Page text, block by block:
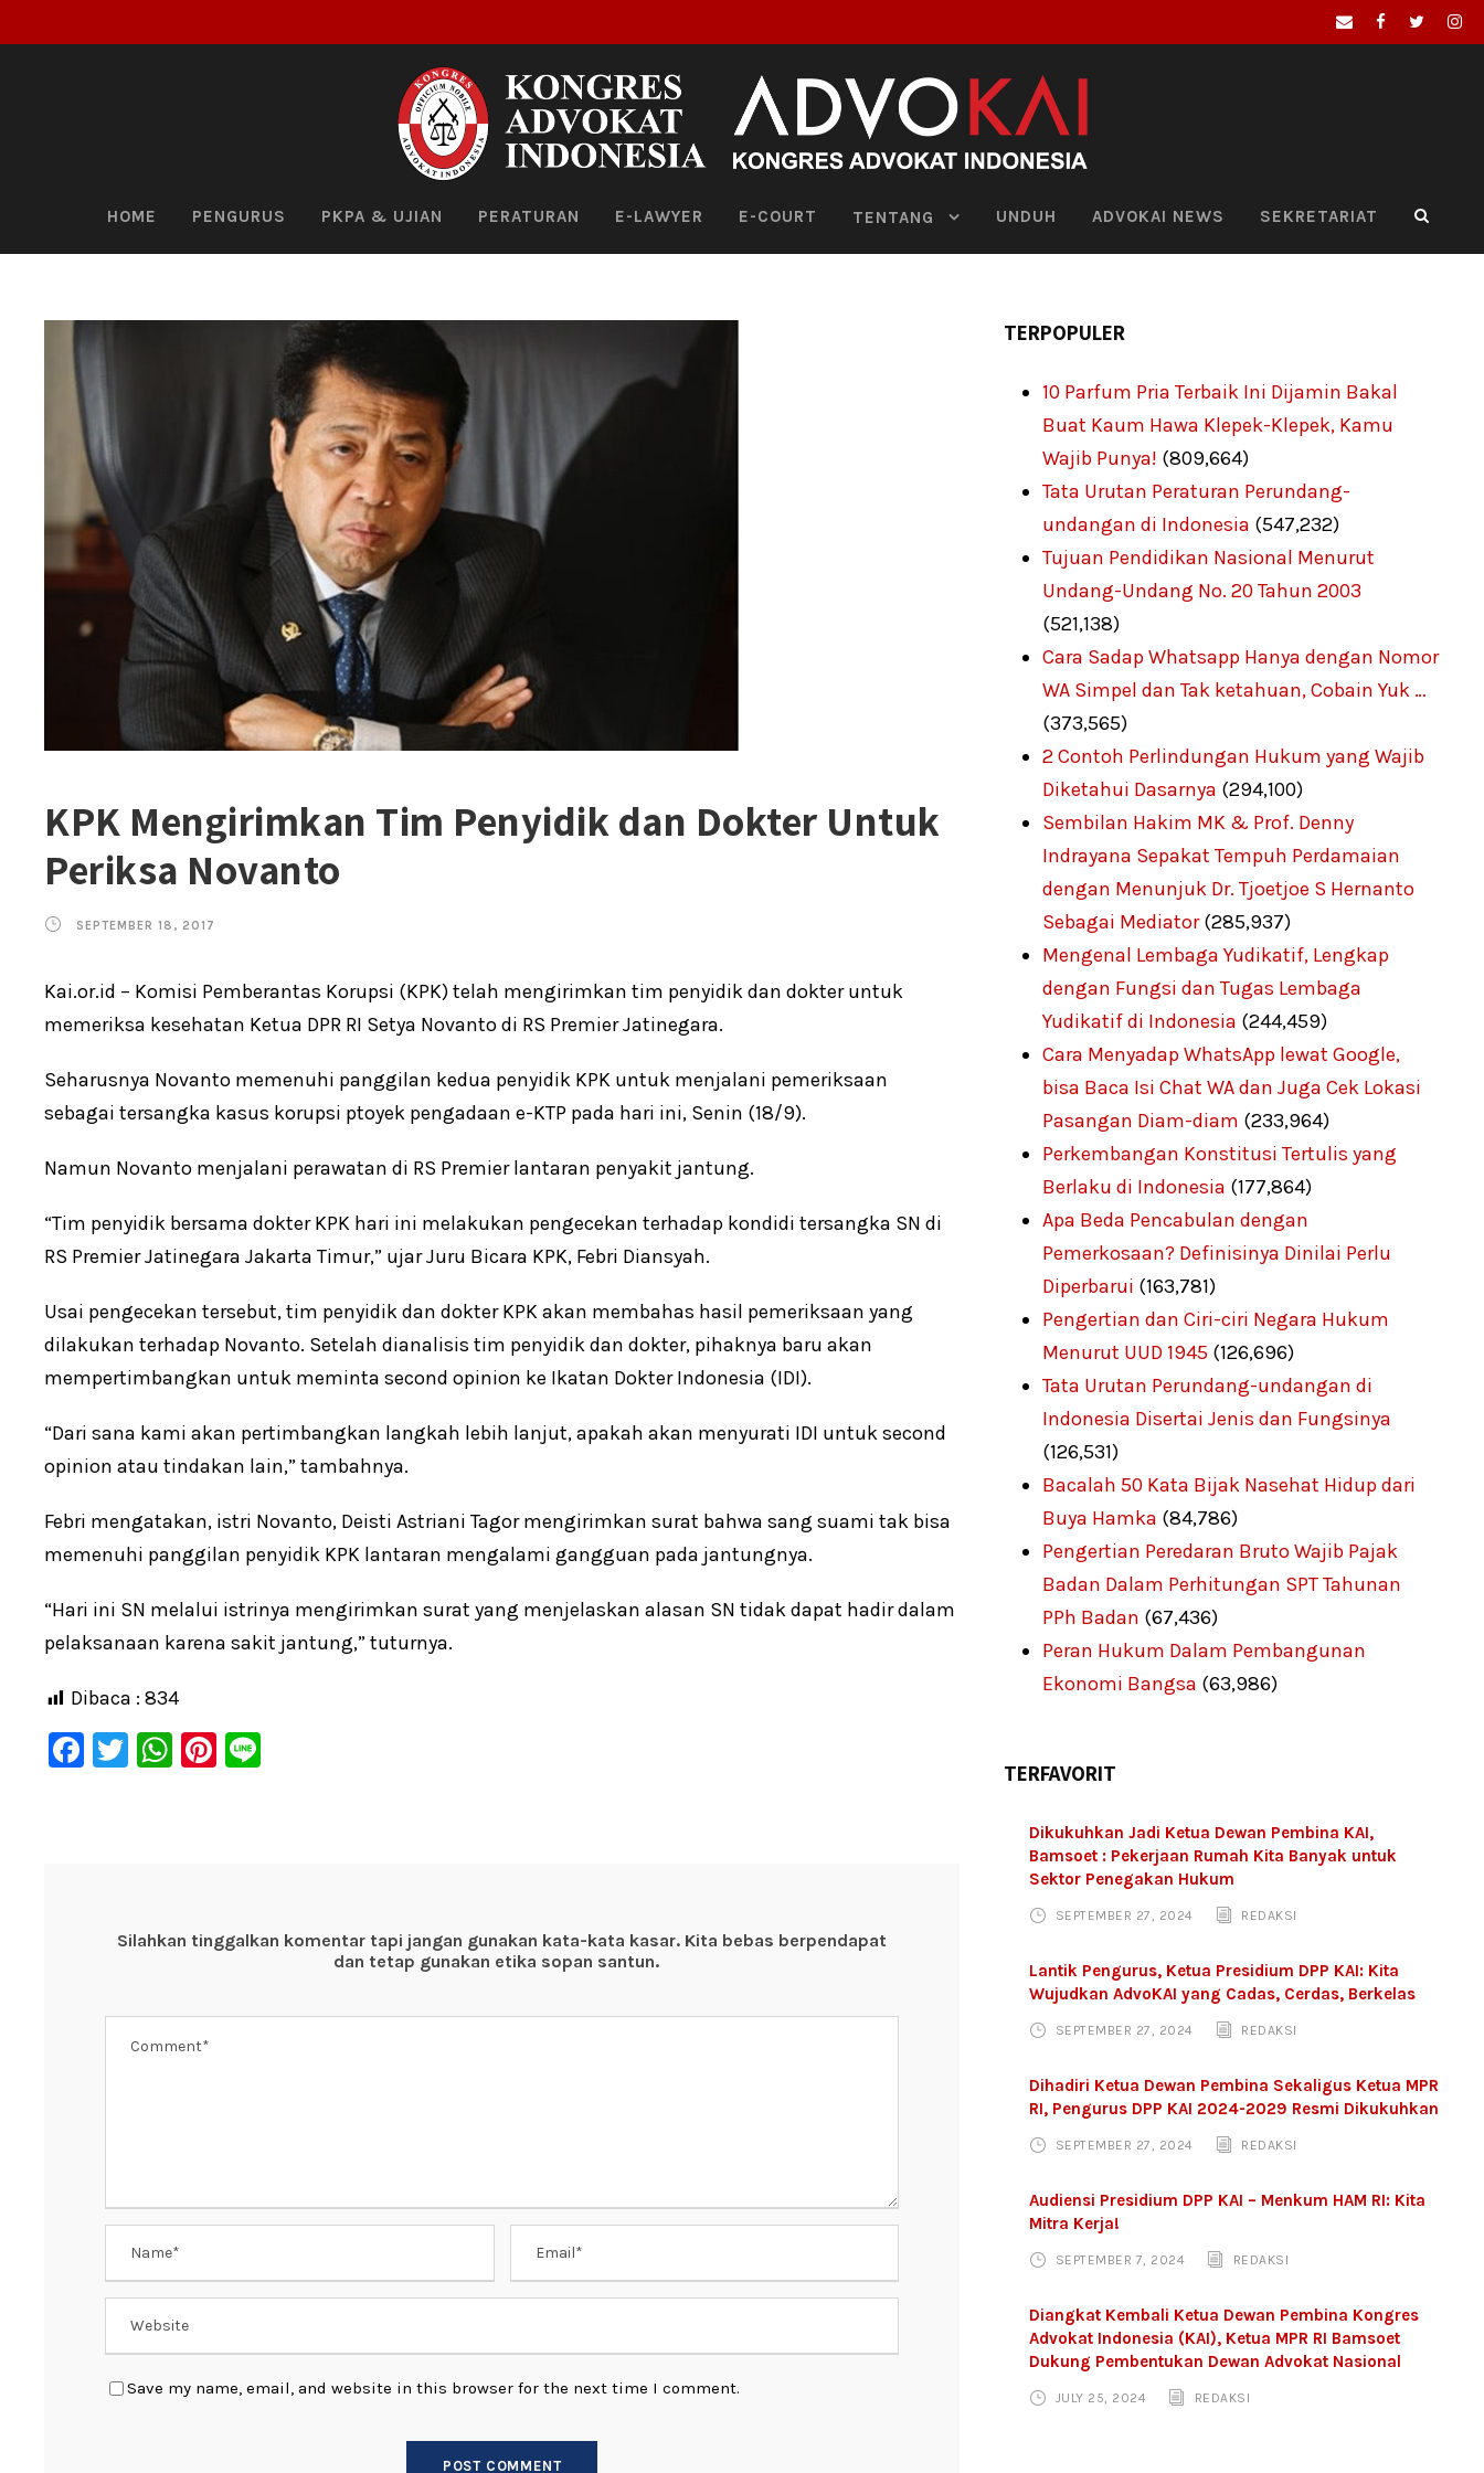
HOME PENGURUS PKPA & UJIAN PERATURAN E-LAWYER E-COURT TENTANG UNDUH ADVOKAI NEWS SEKRETARIAT
KPK Mengirimkan Tim Penyidik dan Dokter Untuk
Periksa Novanto
SEPTEMBER 18, 2017
Kai.or.id – Komisi Pemberantas Korupsi (KPK) telah mengirimkan tim penyidik dan dokter untuk
memeriksa kesehatan Ketua DPR RI Setya Novanto di RS Premier Jatinegara.
Seharusnya Novanto memenuhi panggilan kedua penyidik KPK untuk menjalani pemeriksaan
sebagai tersangka kasus korupsi ptoyek pengadaan e-KTP pada hari ini, Senin (18/9).
Namun Novanto menjalani perawatan di RS Premier lantaran penyakit jantung.
“Tim penyidik bersama dokter KPK hari ini melakukan pengecekan terhadap kondidi tersangka SN di
RS Premier Jatinegara Jakarta Timur,” ujar Juru Bicara KPK, Febri Diansyah.
Usai pengecekan tersebut, tim penyidik dan dokter KPK akan membahas hasil pemeriksaan yang
dilakukan terhadap Novanto. Setelah dianalisis tim penyidik dan dokter, pihaknya baru akan
mempertimbangkan untuk meminta second opinion ke Ikatan Dokter Indonesia (IDI).
“Dari sana kami akan pertimbangkan langkah lebih lanjut, apakah akan menyurati IDI untuk second
opinion atau tindakan lain,” tambahnya.
Febri mengatakan, istri Novanto, Deisti Astriani Tagor mengirimkan surat bahwa sang suami tak bisa
memenuhi panggilan penyidik KPK lantaran mengalami gangguan pada jantungnya.
“Hari ini SN melalui istrinya mengirimkan surat yang menjelaskan alasan SN tidak dapat hadir dalam
pelaksanaan karena sakit jantung,” tuturnya.
Dibaca : 834
F
T
W Pi
Silahkan tinggalkan komentar tapi jangan gunakan kata-kata kasar. Kita bebas berpendapat
dan tetap gunakan etika sopan santun.
Save my name, email, and website in this browser for the next time I comment.
TERPOPULER
10 Parfum Pria Terbaik Ini Dijamin Bakal
Buat Kaum Hawa Klepek-Klepek, Kamu
Wajib Punya! (809,664)
Tata Urutan Peraturan Perundang-
undangan di Indonesia (547,232)
Tujuan Pendidikan Nasional Menurut
Undang-Undang No. 20 Tahun 2003
(521,138)
Cara Sadap Whatsapp Hanya dengan Nomor
WA Simpel dan Tak ketahuan, Cobain Yuk …
(373,565)
2 Contoh Perlindungan Hukum yang Wajib
Diketahui Dasarnya (294,100)
Sembilan Hakim MK & Prof. Denny
Indrayana Sepakat Tempuh Perdamaian
dengan Menunjuk Dr. Tjoetjoe S Hernanto
Sebagai Mediator (285,937)
Mengenal Lembaga Yudikatif, Lengkap
dengan Fungsi dan Tugas Lembaga
Yudikatif di Indonesia (244,459)
Cara Menyadap WhatsApp lewat Google,
bisa Baca Isi Chat WA dan Juga Cek Lokasi
Pasangan Diam-diam (233,964)
Perkembangan Konstitusi Tertulis yang
Berlaku di Indonesia (177,864)
Apa Beda Pencabulan dengan
Pemerkosaan? Definisinya Dinilai Perlu
Diperbarui (163,781)
Pengertian dan Ciri-ciri Negara Hukum
Menurut UUD 1945 (126,696)
Tata Urutan Perundang-undangan di
Indonesia Disertai Jenis dan Fungsinya
(126,531)
Bacalah 50 Kata Bijak Nasehat Hidup dari
Buya Hamka (84,786)
Pengertian Peredaran Bruto Wajib Pajak
Badan Dalam Perhitungan SPT Tahunan
PPh Badan (67,436)
Peran Hukum Dalam Pembangunan
Ekonomi Bangsa (63,986)
TERFAVORIT
Dikukuhkan Jadi Ketua Dewan Pembina KAI,
Bamsoet : Pekerjaan Rumah Kita Banyak untuk
Sektor Penegakan Hukum
SEPTEMBER 27, 2024 REDAKSI
Lantik Pengurus, Ketua Presidium DPP KAI: Kita
Wujudkan AdvoKAI yang Cadas, Cerdas, Berkelas
SEPTEMBER 27, 2024 REDAKSI
Dihadiri Ketua Dewan Pembina Sekaligus Ketua MPR
RI, Pengurus DPP KAI 2024-2029 Resmi Dikukuhkan
SEPTEMBER 27, 2024 REDAKSI
Audiensi Presidium DPP KAI – Menkum HAM RI: Kita
Mitra Kerja!
SEPTEMBER 7, 2024 REDAKSI
Diangkat Kembali Ketua Dewan Pembina Kongres
Advokat Indonesia (KAI), Ketua MPR RI Bamsoet
Dukung Pembentukan Dewan Advokat Nasional
JULY 25, 2024 REDAKSI